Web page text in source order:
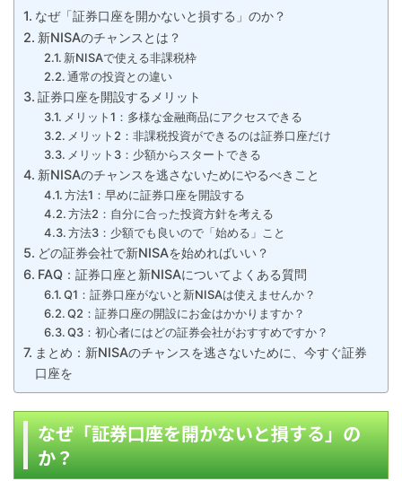
なぜ「証券口座を開かないと損する」のか？
新NISAのチャンスとは？
新NISAで使える非課税枠
通常の投資との違い
証券口座を開設するメリット
メリット1：多様な金融商品にアクセスできる
メリット2：非課税投資ができるのは証券口座だけ
メリット3：少額からスタートできる
新NISAのチャンスを逃さないためにやるべきこと
方法1：早めに証券口座を開設する
方法2：自分に合った投資方針を考える
方法3：少額でも良いので「始める」こと
どの証券会社で新NISAを始めればいい？
FAQ：証券口座と新NISAについてよくある質問
Q1：証券口座がないと新NISAは使えませんか？
Q2：証券口座の開設にお金はかかりますか？
Q3：初心者にはどの証券会社がおすすめですか？
まとめ：新NISAのチャンスを逃さないために、今すぐ証券
口座を
なぜ「証券口座を開かないと損する」の
か？